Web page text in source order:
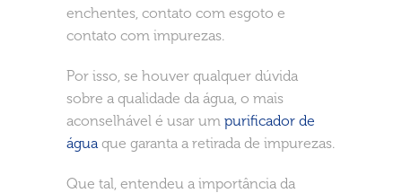
enchentes, contato com esgoto e
contato com impurezas.
Por isso, se houver qualquer dúvida
sobre a qualidade da água, o mais
aconselhável é usar um purificador de
águaque garanta a retirada de impurezas.
Que tal, entendeu a importância da